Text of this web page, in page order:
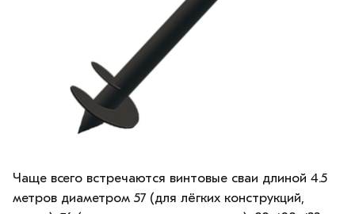
Чаще всего встречаются винтовые сваи длиной 4.5
метров диаметром 57 (для лёгких конструкций,